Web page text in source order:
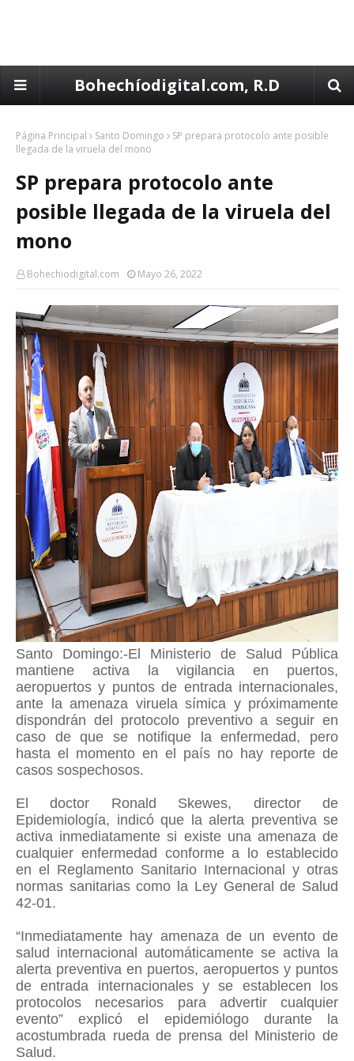
Bohechíodigital.com, R.D
Página Principal Santo Domingo
SP prepara protocolo ante posible
llegada de la viruela del mono
SP prepara protocolo ante
posible llegada de la viruela del
mono
Bohechiodigital.com Mayo 26, 2022
Santo Domingo:-El Ministerio de Salud Pública
mantiene activa la vigilancia en puertos,
aeropuertos y puntos de entrada internacionales,
ante la amenaza viruela símica y próximamente
dispondrán del protocolo preventivo a seguir en
caso de que se notifique la enfermedad, pero
hasta el momento en el país no hay reporte de
casos sospechosos.
El doctor Ronald Skewes, director de
Epidemiología, indicó que la alerta preventiva se
activa inmediatamente si existe una amenaza de
cualquier enfermedad conforme a lo establecido
en el Reglamento Sanitario Internacional y otras
normas sanitarias como la Ley General de Salud
42-01.
“Inmediatamente hay amenaza de un evento de
salud internacional automáticamente se activa la
alerta preventiva en puertos, aeropuertos y puntos
de entrada internacionales y se establecen los
protocolos necesarios para advertir cualquier
evento” explicó el epidemiólogo durante la
acostumbrada rueda de prensa del Ministerio de
Salud.